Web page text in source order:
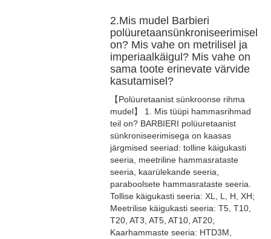
2.Mis mudel Barbieri
polüuretaansünkroniseerimisel
on? Mis vahe on metrilisel ja
imperiaalkäigul? Mis vahe on
sama toote erinevate värvide
kasutamisel?
【Polüuretaanist sünkroonse rihma
mudel】 1. Mis tüüpi hammasrihmad
teil on? BARBIERI polüuretaanist
sünkroniseerimisega on kaasas
järgmised seeriad: tolline käigukasti
seeria, meetriline hammasrataste
seeria, kaarülekande seeria,
paraboolsete hammasrataste seeria.
Tollise käigukasti seeria: XL, L, H, XH;
Meetrilise käigukasti seeria: T5, T10,
T20, AT3, AT5, AT10, AT20;
Kaarhammaste seeria: HTD3M,